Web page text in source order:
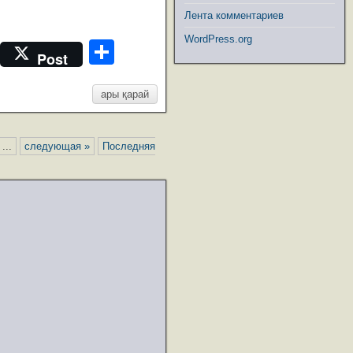
M
Post
т
п
а
в
ары қарай
... следующая »
Последняя
Лента комментариев
WordPress.org